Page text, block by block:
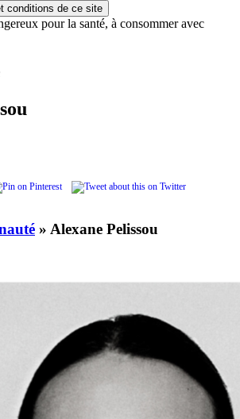
conditions de ce site
pour la santé, à consommer avec
» Alexane Pelissou